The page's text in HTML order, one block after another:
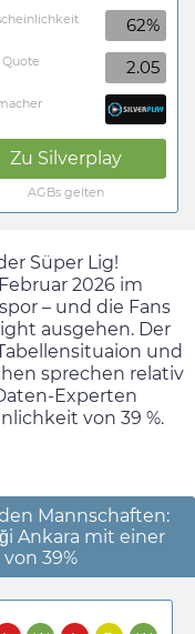
62%
Quote 2.05
Zu Silverplay
AGBs gelten
Süper Lig!
2026 im
– und die Fans
ausgehen. Der
und
sprechen relativ
Experten
von 39 %.
Mannschaften:
Ankara mit einer
39%